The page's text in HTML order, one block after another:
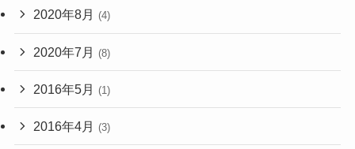
2020年8月 (4)
2020年7月 (8)
2016年5月 (1)
2016年4月 (3)